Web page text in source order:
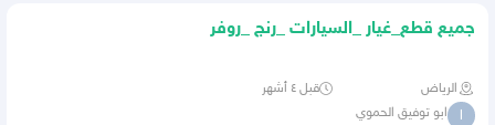
جميع قطع_غيار _السيارات _رنج _روفر
الرياض قبل ٤ أشهر
ا ابو توفيق الحموي